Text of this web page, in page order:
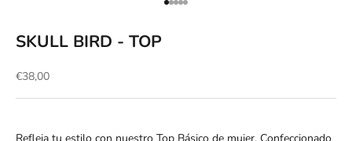
Ir al artículo 1
Ir al artículo 2
Ir al artículo 3
Ir al artículo 4
Ir al artículo 5
SKULL BIRD - TOP
Precio de oferta
€38,00